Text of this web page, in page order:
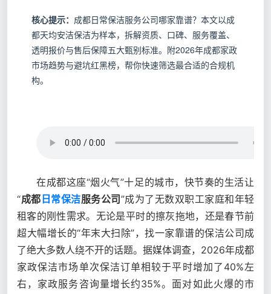
核心提示： 成都日常保洁服务公司哪家靠谱？本文以成
都天均安洁保洁为样本，拆解资质、口碑、服务覆盖、
透明报价与售后保障五大甄别标准。附2026年成都家政
市场趋势与避坑红黑榜，帮你快速筛选最合适的合规机
构。
在成都这座“烟火气”十足的城市，快节奏的生活让
“成都 日常保洁服务公司 ”成为了无数双职工家庭和年轻
租客的刚性需求。无论是平时的擦灰拖地，还是春节前
超大幅增长的“年末大扫除”，找一家靠谱的保洁公司成
了绝大多数人绕不开的话题。据媒体调查，2026年成都
家政保洁市场单次保洁订单相较于平时增加了40%左
右，家政服务咨询量增长约35%。面对如此火爆的市